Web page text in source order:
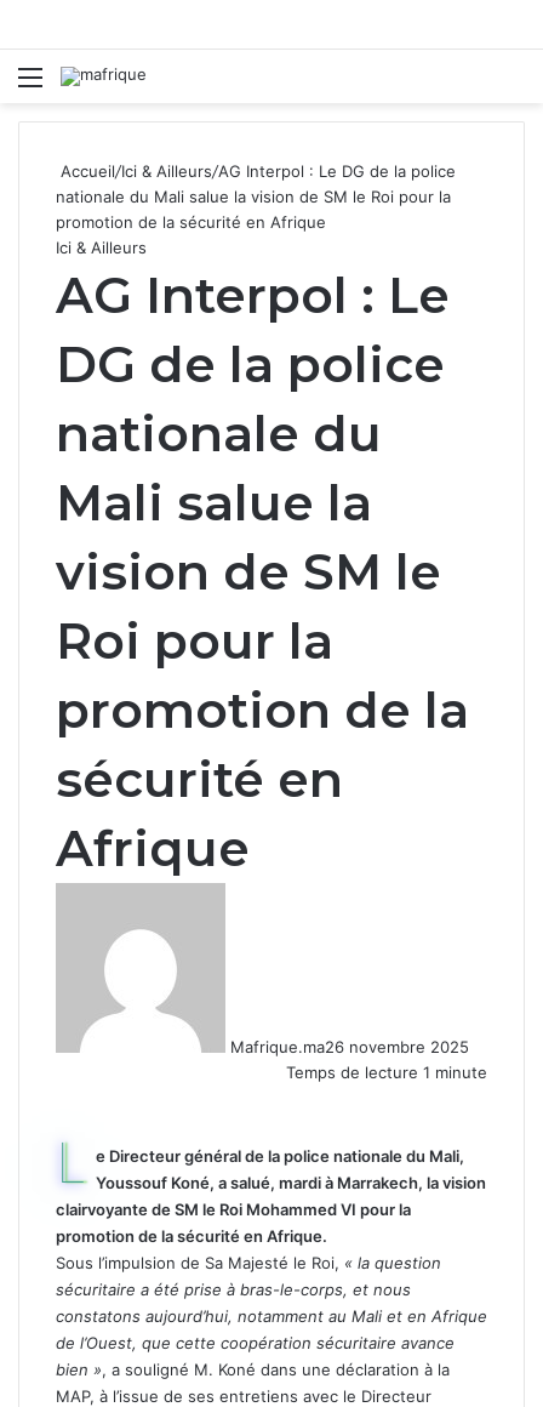
Menu
Accueil/Ici & Ailleurs/AG Interpol : Le DG de la police
nationale du Mali salue la vision de SM le Roi pour la
promotion de la sécurité en Afrique
Ici & Ailleurs
AG Interpol : Le
DG de la police
nationale du
Mali salue la
vision de SM le
Roi pour la
promotion de la
sécurité en
Afrique
Mafrique.ma26 novembre 2025
Temps de lecture 1 minute
L e Directeur général de la police nationale du Mali,
Youssouf Koné, a salué, mardi à Marrakech, la vision
clairvoyante de SM le Roi Mohammed VI pour la
promotion de la sécurité en Afrique.
Sous l’impulsion de Sa Majesté le Roi, « la question
sécuritaire a été prise à bras-le-corps, et nous
constatons aujourd’hui, notamment au Mali et en Afrique
de l’Ouest, que cette coopération sécuritaire avance
bien », a souligné M. Koné dans une déclaration à la
MAP, à l’issue de ses entretiens avec le Directeur